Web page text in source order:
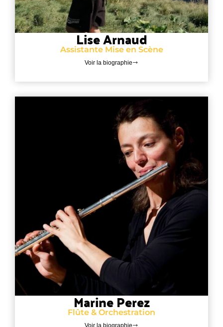
Lise Arnaud
Assistante Mise en Scène
Voir la biographie
Marine Perez
Flûte & Orchestration
Voir la biographie